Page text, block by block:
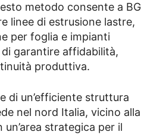
metodo consente a BG
linee di estrusione lastre,
per foglia e impianti
garantire affidabilità,
produttiva.
di un’efficiente struttura
nel nord Italia, vicino alla
strategica per il